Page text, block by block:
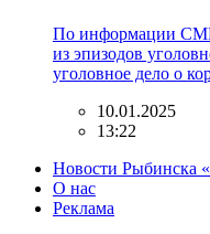
По информации
из эпизодов
уголовное дело о
10.01.2025
13:22
Новости Рыбинска
О нас
Реклама